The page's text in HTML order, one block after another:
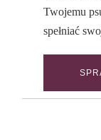
Twojemu
spełniać